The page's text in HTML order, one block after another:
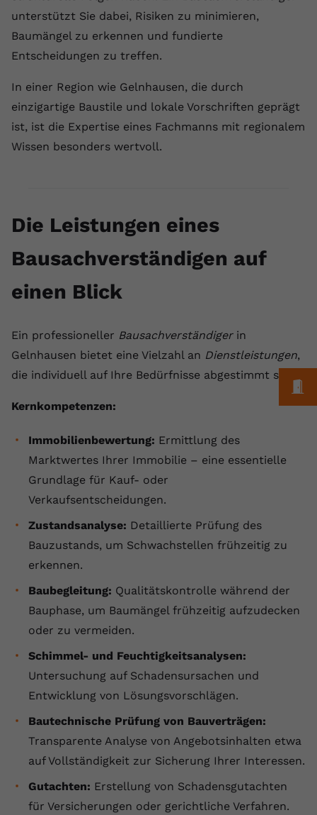
unterstützt Sie dabei, Risiken zu minimieren,
Baumängel zu erkennen und fundierte
Entscheidungen zu treffen.
In einer Region wie Gelnhausen, die durch
einzigartige Baustile und lokale Vorschriften geprägt
ist, ist die Expertise eines Fachmanns mit regionalem
Wissen besonders wertvoll.
Die Leistungen eines
Bausachverständigen auf
einen Blick
Ein professioneller Bausachverständigerin
Gelnhausen bietet eine Vielzahl an Dienstleistungen,
die individuell auf Ihre Bedürfnisse abgestimmt sind:
Kernkompetenzen:
Immobilienbewertung: Ermittlung des
Marktwertes Ihrer Immobilie – eine essentielle
Grundlage für Kauf- oder
Verkaufsentscheidungen.
Zustandsanalyse: Detaillierte Prüfung des
Bauzustands, um Schwachstellen frühzeitig zu
erkennen.
Baubegleitung: Qualitätskontrolle während der
Bauphase, um Baumängel frühzeitig aufzudecken
oder zu vermeiden.
Schimmel- und Feuchtigkeitsanalysen:
Untersuchung auf Schadensursachen und
Entwicklung von Lösungsvorschlägen.
Bautechnische Prüfung von Bauverträgen:
Transparente Analyse von Angebotsinhalten etwa
auf Vollständigkeit zur Sicherung Ihrer Interessen.
Gutachten: Erstellung von Schadensgutachten
für Versicherungen oder gerichtliche Verfahren.
Anbieter youtube.com
Zweck
eingebettete YouTube-Videos und
registriert anonyme statistische Daten.
Laufzeit
Videopräferenzen des Benutzers zu
Videos verwendet.
Name yt.innertube::requests
Anbieter youtube.com
Laufzeit
Zweck
registriert eine eindeutige ID, um
Daten darüber zu speichern, welche
Videos von YouTube der Nutzer
gesehen hat.
yt.innertube::nextId
Anbieter
Laufzeit Session
Zweck
Dieser von YouTube gesetzte Cookie
Daten darüber zu speichern, welche
Videos von YouTube der Nutzer
gesehen hat.
Name yt-remote-connected-devices
Anbieter Youtube.com